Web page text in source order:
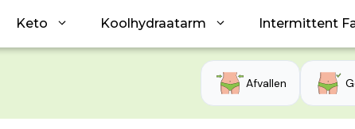
Keto Koolhydraatarm Intermittent
Afvallen